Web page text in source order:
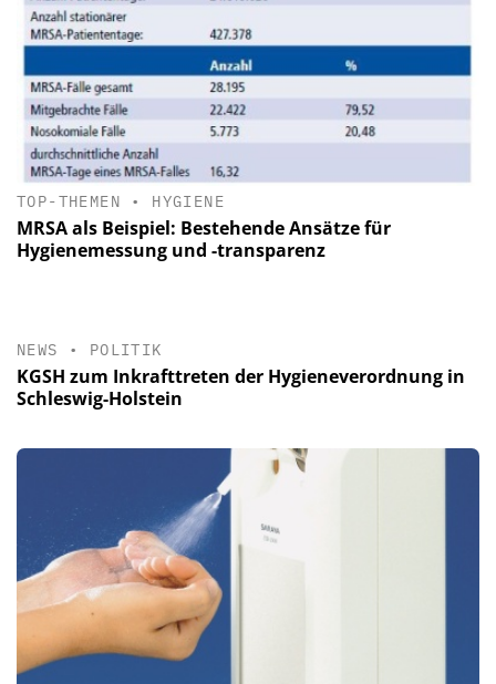
TOP-THEMEN • HYGIENE
MRSA als Beispiel: Bestehende Ansätze für
Hygienemessung und -transparenz
NEWS • POLITIK
KGSH zum Inkrafttreten der Hygieneverordnung in
Schleswig-Holstein